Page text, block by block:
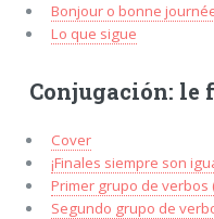
Bonjour o bonne
Lo que sigue
Conjugación: le
Cover
¡Finales siempre son
Primer grupo de
Segundo grupo de